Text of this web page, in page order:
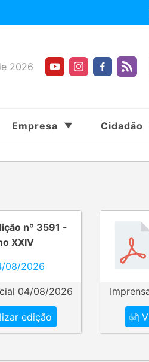
2026
Empresa Cidadão
nº 3591 -
XXIV
08/2026
04/08/2026
edição